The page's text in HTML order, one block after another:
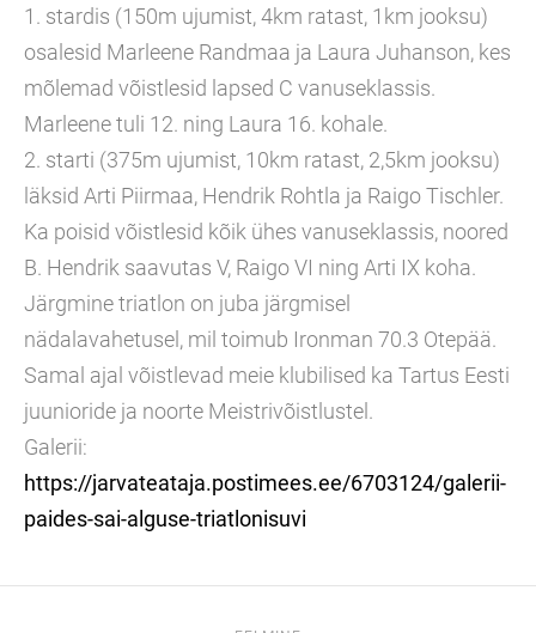
1. stardis (150m ujumist, 4km ratast, 1km jooksu)
osalesid Marleene Randmaa ja Laura Juhanson, kes
mõlemad võistlesid lapsed C vanuseklassis.
Marleene tuli 12. ning Laura 16. kohale.
2. starti (375m ujumist, 10km ratast, 2,5km jooksu)
läksid Arti Piirmaa, Hendrik Rohtla ja Raigo Tischler.
Ka poisid võistlesid kõik ühes vanuseklassis, noored
B. Hendrik saavutas V, Raigo VI ning Arti IX koha.
Järgmine triatlon on juba järgmisel
nädalavahetusel, mil toimub Ironman 70.3 Otepää.
Samal ajal võistlevad meie klubilised ka Tartus Eesti
juunioride ja noorte Meistrivõistlustel.
Galerii:
https://jarvateataja.postimees.ee/6703124/galerii-
paides-sai-alguse-triatlonisuvi